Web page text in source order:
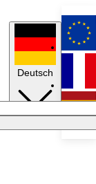
Deutsch